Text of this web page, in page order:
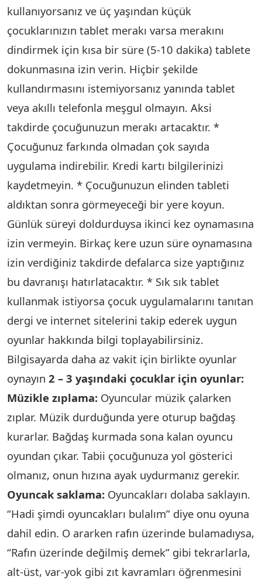
kullanıyorsanız ve üç yaşından küçük
çocuklarınızın tablet merakı varsa merakını
dindirmek için kısa bir süre (5-10 dakika) tablete
dokunmasına izin verin. Hiçbir şekilde
kullandırmasını istemiyorsanız yanında tablet
veya akıllı telefonla meşgul olmayın. Aksi
takdirde çocuğunuzun merakı artacaktır. *
Çocuğunuz farkında olmadan çok sayıda
uygulama indirebilir. Kredi kartı bilgilerinizi
kaydetmeyin. * Çocuğunuzun elinden tableti
aldıktan sonra görmeyeceği bir yere koyun.
Günlük süreyi doldurduysa ikinci kez oynamasına
izin vermeyin. Birkaç kere uzun süre oynamasına
izin verdiğiniz takdirde defalarca size yaptığınız
bu davranışı hatırlatacaktır. * Sık sık tablet
kullanmak istiyorsa çocuk uygulamalarını tanıtan
dergi ve internet sitelerini takip ederek uygun
oyunlar hakkında bilgi toplayabilirsiniz.
Bilgisayarda daha az vakit için birlikte oyunlar
oynayın 2 – 3 yaşındaki çocuklar için oyunlar:
Müzikle zıplama: Oyuncular müzik çalarken
zıplar. Müzik durduğunda yere oturup bağdaş
kurarlar. Bağdaş kurmada sona kalan oyuncu
oyundan çıkar. Tabii çocuğunuza yol gösterici
olmanız, onun hızına ayak uydurmanız gerekir.
Oyuncak saklama: Oyuncakları dolaba saklayın.
“Hadi şimdi oyuncakları bulalım” diye onu oyuna
dahil edin. O ararken rafın üzerinde bulamadıysa,
“Rafın üzerinde değilmiş demek” gibi tekrarlarla,
alt-üst, var-yok gibi zıt kavramları öğrenmesini